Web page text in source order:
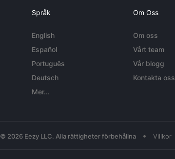
Språk
English
Español
Português
Deutsch
Mer...
Om Oss
Om oss
Vårt team
Vår blogg
Kontakta oss
© 2026 Eezy LLC. Alla rättigheter förbehållna • Villkor